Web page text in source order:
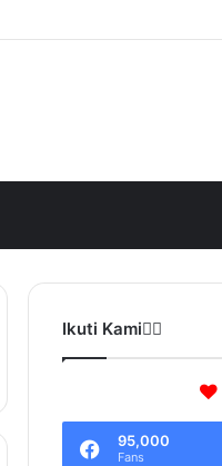
Ikuti Kami❤️‍🔥
95,000
Fans